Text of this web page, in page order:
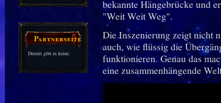
Partnerseiten
Derzeit gibt es keine.
bekannte Hängebrücke und
"Weit Weit Weg".
Die Inszenierung zeigt nicht
auch, wie flüssig die
funktionieren. Genau das
eine zusammenhängende